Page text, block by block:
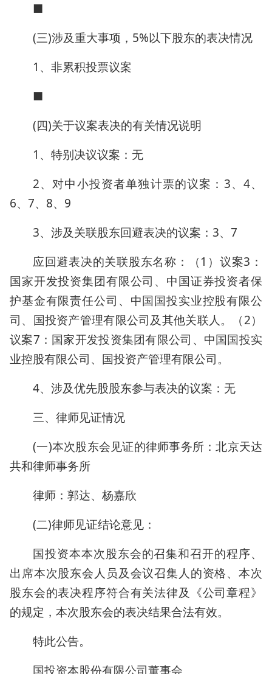
■
(三)涉及重大事项，5%以下股东的表决情况
1、非累积投票议案
■
(四)关于议案表决的有关情况说明
1、特别决议议案：无
2、对中小投资者单独计票的议案：3、4、
6、7、8、9
3、涉及关联股东回避表决的议案：3、7
应回避表决的关联股东名称：（1）议案3：
国家开发投资集团有限公司、中国证券投资者保
护基金有限责任公司、中国国投实业控股有限公
司、国投资产管理有限公司及其他关联人。（2）
议案7：国家开发投资集团有限公司、中国国投实
业控股有限公司、国投资产管理有限公司。
4、涉及优先股股东参与表决的议案：无
三、律师见证情况
(一)本次股东会见证的律师事务所：北京天达
共和律师事务所
律师：郭达、杨嘉欣
(二)律师见证结论意见：
国投资本本次股东会的召集和召开的程序、
出席本次股东会人员及会议召集人的资格、本次
股东会的表决程序符合有关法律及《公司章程》
的规定，本次股东会的表决结果合法有效。
特此公告。
国投资本股份有限公司董事会